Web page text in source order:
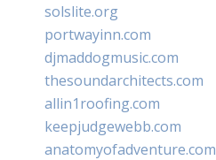
solslite.org
portwayinn.com
djmaddogmusic.com
thesoundarchitects.com
allin1roofing.com
keepjudgewebb.com
anatomyofadventure.com